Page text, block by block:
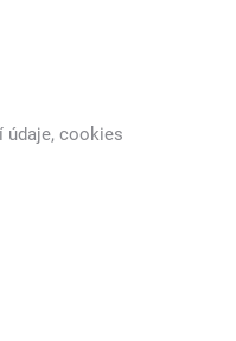
údaje, cookies